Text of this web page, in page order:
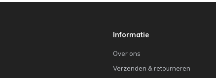
Informatie
Over ons
Verzenden & retourneren